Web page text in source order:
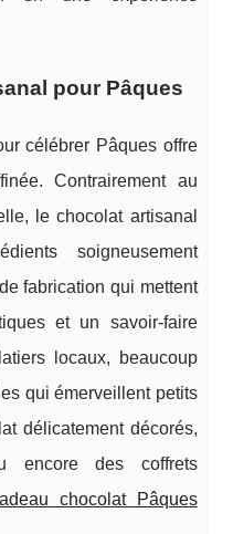
pour Pâques
célébrer Pâques offre
Contrairement au
le chocolat artisanal
soigneusement
fabrication qui mettent
et un savoir-faire
locaux, beaucoup
qui émerveillent petits
délicatement décorés,
encore des coffrets
chocolat Pâques